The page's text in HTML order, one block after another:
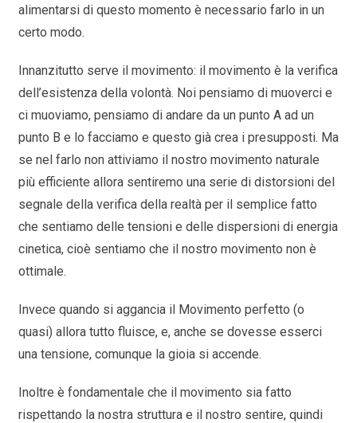
alimentarsi di questo momento è necessario farlo in un
certo modo.
Innanzitutto serve il movimento: il movimento è la verifica
dell’esistenza della volontà. Noi pensiamo di muoverci e
ci muoviamo, pensiamo di andare da un punto A ad un
punto B e lo facciamo e questo già crea i presupposti. Ma
se nel farlo non attiviamo il nostro movimento naturale
più efficiente allora sentiremo una serie di distorsioni del
segnale della verifica della realtà per il semplice fatto
che sentiamo delle tensioni e delle dispersioni di energia
cinetica, cioè sentiamo che il nostro movimento non è
ottimale.
Invece quando si aggancia il Movimento perfetto (o
quasi) allora tutto fluisce, e, anche se dovesse esserci
una tensione, comunque la gioia si accende.
Inoltre è fondamentale che il movimento sia fatto
rispettando la nostra struttura e il nostro sentire, quindi